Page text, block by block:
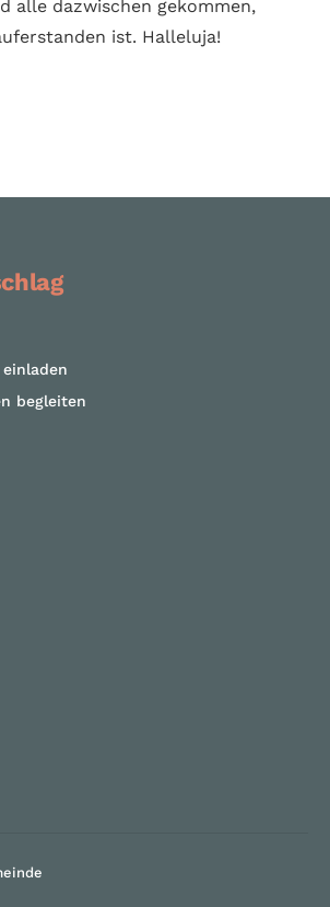
alle dazwischen gekommen,
ist. Halleluja!
begleiten